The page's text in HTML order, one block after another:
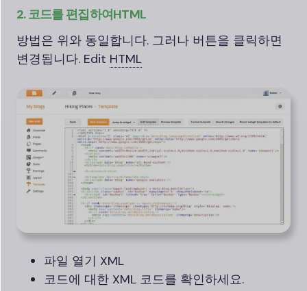
2. 코드를 편집하여HTML
방법은 위와 동일합니다. 그러나 버튼을 클릭하면
변경됩니다. Edit HTML
파일 열기 XML
코드에 대한 XML 코드를 확인하세요.